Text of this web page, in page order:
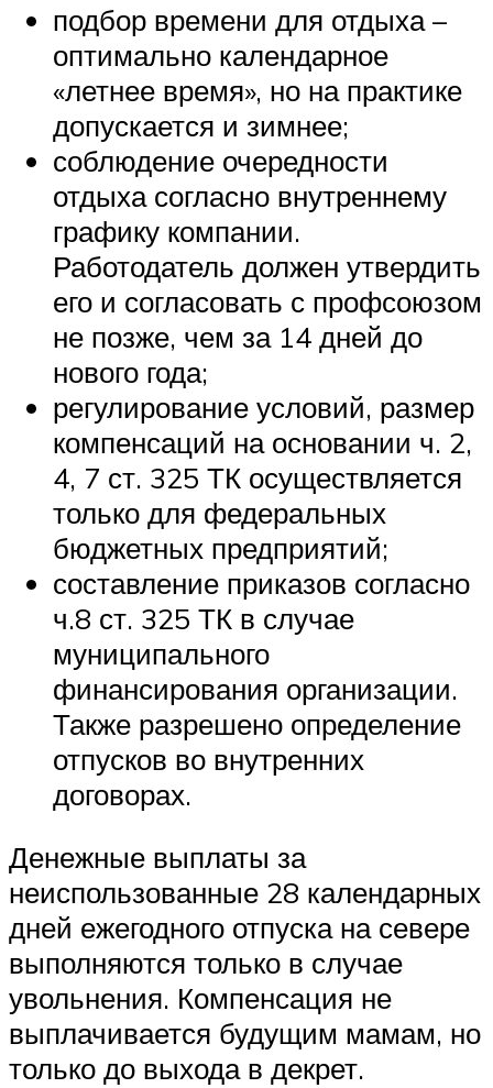
подбор времени для отдыха –
оптимально календарное
«летнее время», но на практике
допускается и зимнее;
соблюдение очередности
отдыха согласно внутреннему
графику компании.
Работодатель должен утвердить
его и согласовать с профсоюзом
не позже, чем за 14 дней до
нового года;
регулирование условий, размер
компенсаций на основании ч. 2,
4, 7 ст. 325 ТК осуществляется
только для федеральных
бюджетных предприятий;
составление приказов согласно
ч.8 ст. 325 ТК в случае
муниципального
финансирования организации.
Также разрешено определение
отпусков во внутренних
договорах.
Денежные выплаты за
неиспользованные 28 календарных
дней ежегодного отпуска на севере
выполняются только в случае
увольнения. Компенсация не
выплачивается будущим мамам, но
только до выхода в декрет.